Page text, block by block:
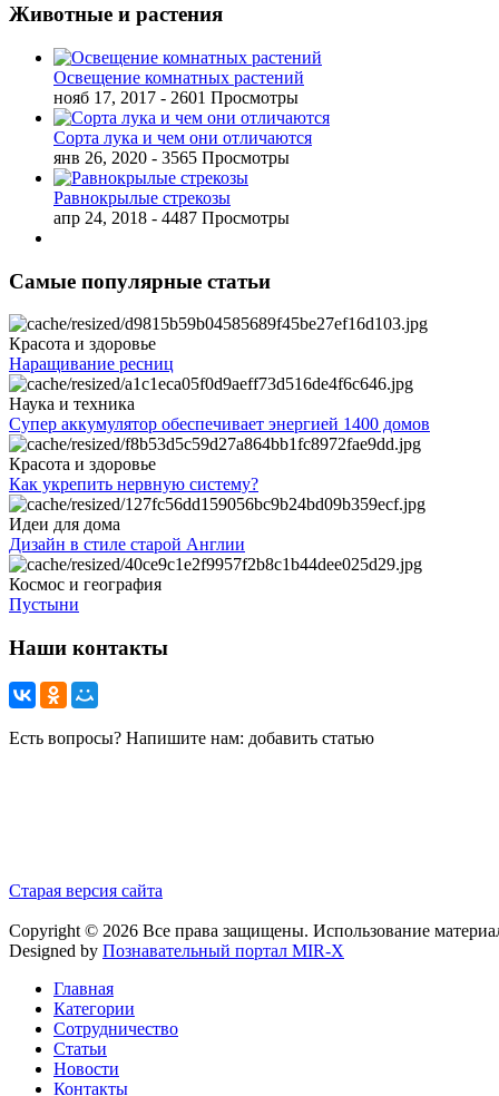
Животные и растения
Освещение комнатных растений
нояб 17, 2017 - 2601 Просмотры
Сорта лука и чем они отличаются
янв 26, 2020 - 3565 Просмотры
Равнокрылые стрекозы
апр 24, 2018 - 4487 Просмотры
Самые популярные статьи
Красота и здоровье
Наращивание ресниц
Наука и техника
Супер аккумулятор обеспечивает энергией 1400 домов
Красота и здоровье
Как укрепить нервную систему?
Идеи для дома
Дизайн в стиле старой Англии
Космос и география
Пустыни
Наши контакты
Есть вопросы? Напишите нам: добавить статью
Старая версия сайта
Copyright © 2026 Все права защищены. Использование
Designed by Познавательный портал MIR-X
Главная
Категории
Сотрудничество
Статьи
Новости
Контакты